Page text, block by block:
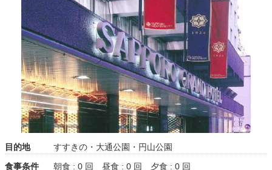
目的地
すすきの・大通公園・円山公園
食事条件
朝食 : 0 回 昼食 : 0 回
夕食 : 0 回